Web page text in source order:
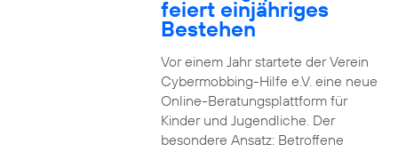
feiert einjähriges
Bestehen
Vor einem Jahr startete der Verein
Cybermobbing-Hilfe e.V. eine neue
Online-Beratungsplattform für
Kinder und Jugendliche. Der
besondere Ansatz: Betroffene